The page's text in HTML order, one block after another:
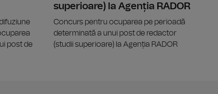
post de
superioare) la Agenția RADOR
Concurs pentru ocuparea pe perioadă
determinată a unui post de redactor
(studii superioare) la Agenția RADOR